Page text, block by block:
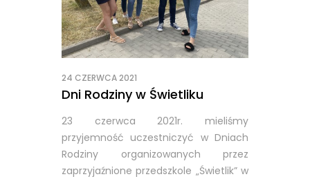
24 CZERWCA 2021
Dni Rodziny w Świetliku
23 czerwca 2021r. mieliśmy
przyjemność uczestniczyć w Dniach
Rodziny organizowanych przez
zaprzyjaźnione przedszkole „Świetlik” w